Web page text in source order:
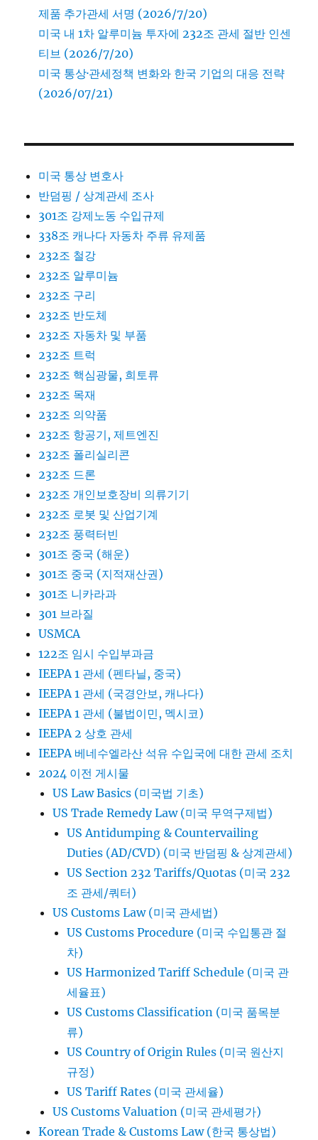
제품 추가관세 서명 (2026/7/20)
미국 내 1차 알루미늄 투자에 232조 관세 절반 인센
티브 (2026/7/20)
미국 통상·관세정책 변화와 한국 기업의 대응 전략
(2026/07/21)
미국 통상 변호사
반덤핑 / 상계관세 조사
301조 강제노동 수입규제
338조 캐나다 자동차 주류 유제품
232조 철강
232조 알루미늄
232조 구리
232조 반도체
232조 자동차 및 부품
232조 트럭
232조 핵심광물, 희토류
232조 목재
232조 의약품
232조 항공기, 제트엔진
232조 폴리실리콘
232조 드론
232조 개인보호장비 의류기기
232조 로봇 및 산업기계
232조 풍력터빈
301조 중국 (해운)
301조 중국 (지적재산권)
301조 니카라과
301 브라질
USMCA
122조 임시 수입부과금
IEEPA 1 관세 (펜타닐, 중국)
IEEPA 1 관세 (국경안보, 캐나다)
IEEPA 1 관세 (불법이민, 멕시코)
IEEPA 2 상호 관세
IEEPA 베네수엘라산 석유 수입국에 대한 관세 조치
2024 이전 게시물
US Law Basics (미국법 기초)
US Trade Remedy Law (미국 무역구제법)
US Antidumping & Countervailing
Duties (AD/CVD) (미국 반덤핑 & 상계관세)
US Section 232 Tariffs/Quotas (미국 232
조 관세/쿼터)
US Customs Law (미국 관세법)
US Customs Procedure (미국 수입통관 절
차)
US Harmonized Tariff Schedule (미국 관
세율표)
US Customs Classification (미국 품목분
류)
US Country of Origin Rules (미국 원산지
규정)
US Tariff Rates (미국 관세율)
US Customs Valuation (미국 관세평가)
Korean Trade & Customs Law (한국 통상법)